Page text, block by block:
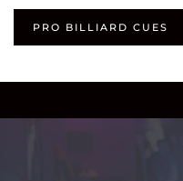
PRO BILLIARD CUES